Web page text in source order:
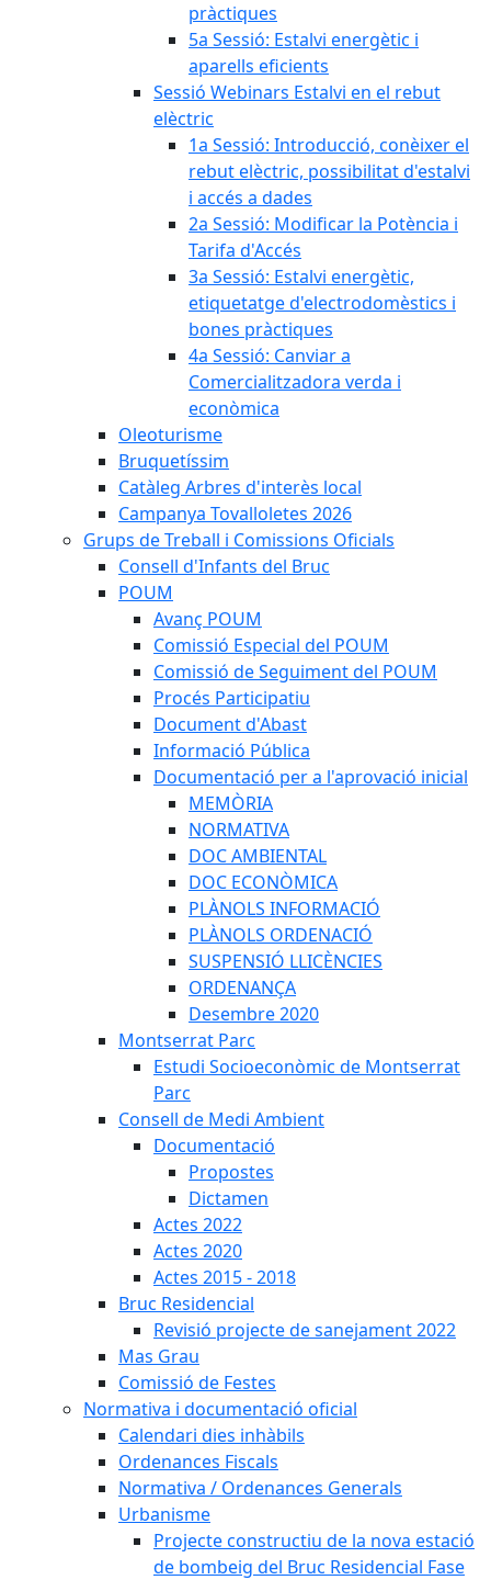
pràctiques
5a Sessió: Estalvi energètic i
aparells eficients
Sessió Webinars Estalvi en el rebut
elèctric
1a Sessió: Introducció, conèixer el
rebut elèctric, possibilitat d'estalvi
i accés a dades
2a Sessió: Modificar la Potència i
Tarifa d'Accés
3a Sessió: Estalvi energètic,
etiquetatge d'electrodomèstics i
bones pràctiques
4a Sessió: Canviar a
Comercialitzadora verda i
econòmica
Oleoturisme
Bruquetíssim
Catàleg Arbres d'interès local
Campanya Tovalloletes 2026
Grups de Treball i Comissions Oficials
Consell d'Infants del Bruc
POUM
Avanç POUM
Comissió Especial del POUM
Comissió de Seguiment del POUM
Procés Participatiu
Document d'Abast
Informació Pública
Documentació per a l'aprovació inicial
MEMÒRIA
NORMATIVA
DOC AMBIENTAL
DOC ECONÒMICA
PLÀNOLS INFORMACIÓ
PLÀNOLS ORDENACIÓ
SUSPENSIÓ LLICÈNCIES
ORDENANÇA
Desembre 2020
Montserrat Parc
Estudi Socioeconòmic de Montserrat
Parc
Consell de Medi Ambient
Documentació
Propostes
Dictamen
Actes 2022
Actes 2020
Actes 2015 - 2018
Bruc Residencial
Revisió projecte de sanejament 2022
Mas Grau
Comissió de Festes
Normativa i documentació oficial
Calendari dies inhàbils
Ordenances Fiscals
Normativa / Ordenances Generals
Urbanisme
Projecte constructiu de la nova estació
de bombeig del Bruc Residencial Fase